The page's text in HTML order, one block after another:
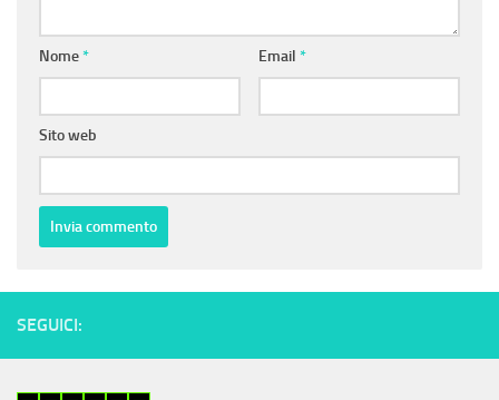
Nome* Email *
Sito web
SEGUICI: